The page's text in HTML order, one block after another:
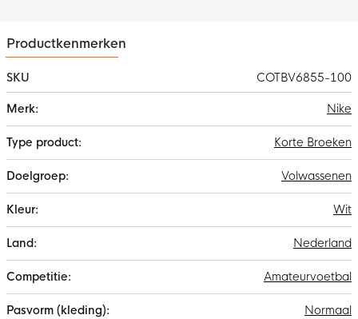
Productkenmerken
SKU
COTBV6855-100
informatie
Nike
Korte Broeken
Volwassenen
Wit
Nederland
Amateurvoetbal
Normaal